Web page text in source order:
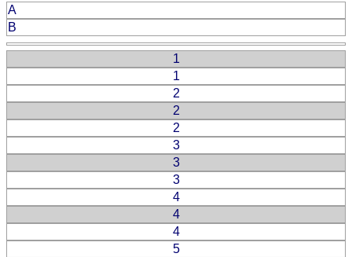
A
B
1
1
2
2
2
3
3
3
4
4
4
5